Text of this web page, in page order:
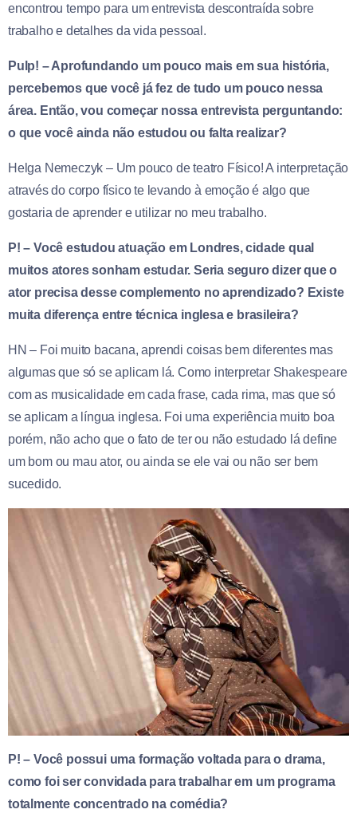
encontrou tempo para um entrevista descontraída sobre
trabalho e detalhes da vida pessoal.
Pulp! – Aprofundando um pouco mais em sua história,
percebemos que você já fez de tudo um pouco nessa
área. Então, vou começar nossa entrevista perguntando:
o que você ainda não estudou ou falta realizar?
Helga Nemeczyk – Um pouco de teatro Físico! A interpretação
através do corpo físico te levando à emoção é algo que
gostaria de aprender e utilizar no meu trabalho.
P! – Você estudou atuação em Londres, cidade qual
muitos atores sonham estudar. Seria seguro dizer que o
ator precisa desse complemento no aprendizado? Existe
muita diferença entre técnica inglesa e brasileira?
HN – Foi muito bacana, aprendi coisas bem diferentes mas
algumas que só se aplicam lá. Como interpretar Shakespeare
com as musicalidade em cada frase, cada rima, mas que só
se aplicam a língua inglesa. Foi uma experiência muito boa
porém, não acho que o fato de ter ou não estudado lá define
um bom ou mau ator, ou ainda se ele vai ou não ser bem
sucedido.
P! – Você possui uma formação voltada para o drama,
como foi ser convidada para trabalhar em um programa
totalmente concentrado na comédia?